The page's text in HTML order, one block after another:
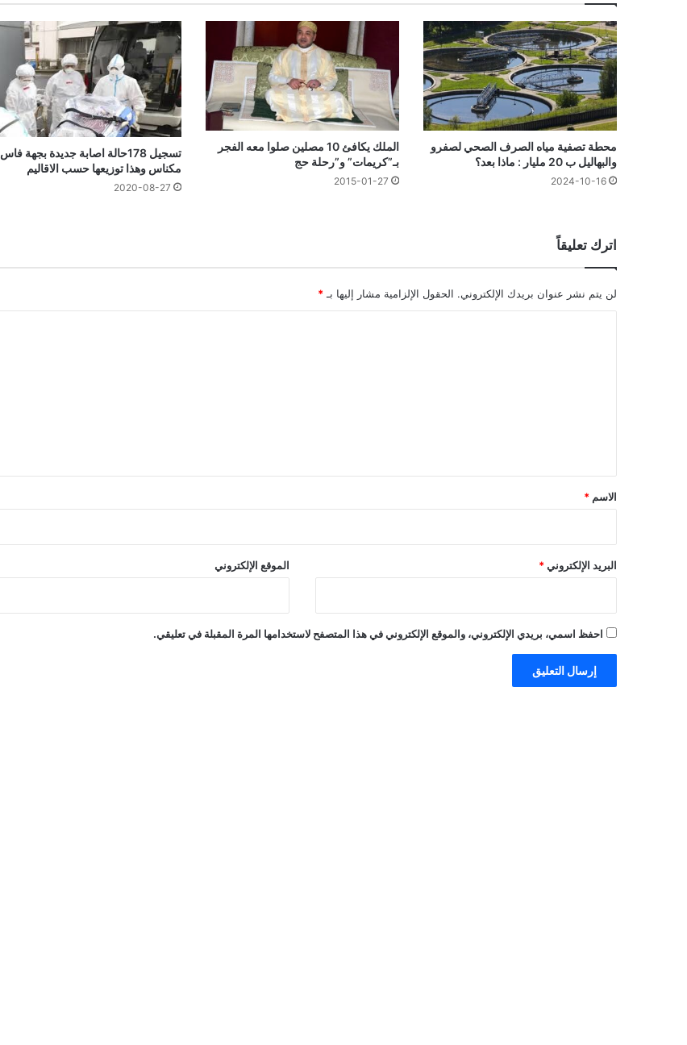
محطة تصفية مياه الصرف الصحي لصفرو
والبهاليل ب 20 مليار : ماذا بعد؟
2024-10-16
الملك يكافئ 10 مصلين صلوا معه الفجر
بـ”كريمات” و”رحلة حج
2015-01-27
تسجيل 178حالة اصابة جديدة بجهة فاس
مكناس وهذا توزيعها حسب الاقاليم
2020-08-27
اترك تعليقاً
لن يتم نشر عنوان بريدك الإلكتروني. الحقول الإلزامية مشار إليها بـ *
*
الاسم *
البريد الإلكتروني * الموقع الإلكتروني
احفظ اسمي، بريدي الإلكتروني، والموقع الإلكتروني في هذا المتصفح لاستخدامها المرة المقبلة في تعليقي.